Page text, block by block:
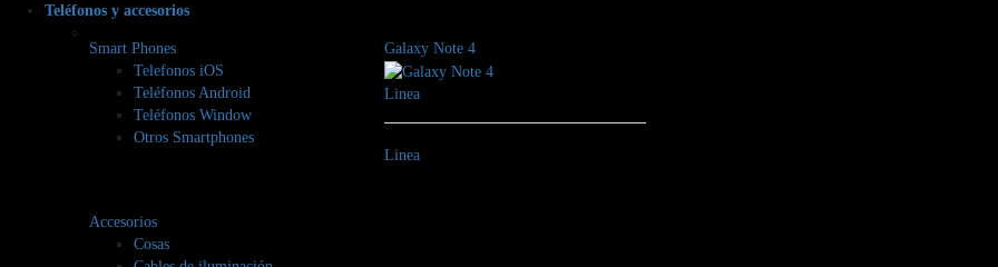
Teléfonos y accesorios
Smart Phones
Telefonos iOS
Teléfonos Android
Teléfonos Window
Otros Smartphones
Galaxy Note 4
Linea
Linea
Accesorios
Cosas